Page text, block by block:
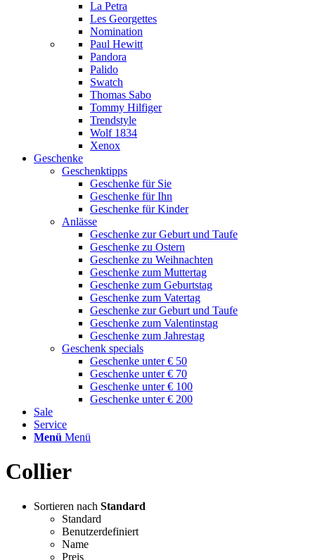
La Petra
Les Georgettes
Nomination
Paul Hewitt
Pandora
Palido
Swatch
Thomas Sabo
Tommy Hilfiger
Trendstyle
Wolf 1834
Xenox
Geschenke
Geschenktipps
Geschenke für Sie
Geschenke für Ihn
Geschenke für Kinder
Anlässe
Geschenke zur Geburt und Taufe
Geschenke zu Ostern
Geschenke zu Weihnachten
Geschenke zum Muttertag
Geschenke zum Geburtstag
Geschenke zum Vatertag
Geschenke zur Geburt und Taufe
Geschenke zum Valentinstag
Geschenke zum Jahrestag
Geschenk specials
Geschenke unter € 50
Geschenke unter € 70
Geschenke unter € 100
Geschenke unter € 200
Sale
Service
Menü Menü
Collier
Sortieren nach Standard
Standard
Benutzerdefiniert
Name
Preis